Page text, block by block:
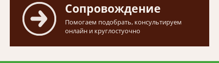
Сопровождение
Помогаем подобрать, консультируем
онлайн и круглостуочно